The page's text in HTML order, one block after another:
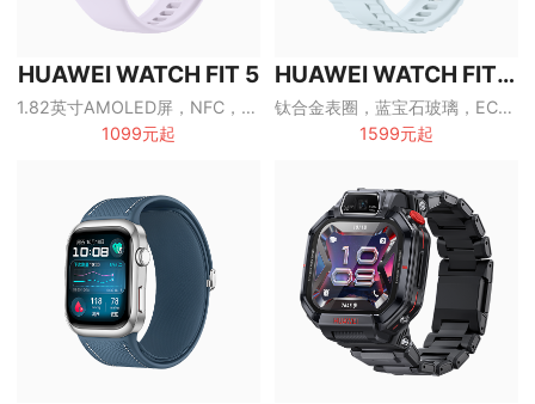
HUAWEI WATCH FIT 5
1.82英寸AMOLED屏，NFC，蓝牙通话，最长10天续航
1099元起
HUAWEI WATCH FIT 4 Pro
钛合金表圈，蓝宝石玻璃，ECG心电分析，100+运动模式
1599元起